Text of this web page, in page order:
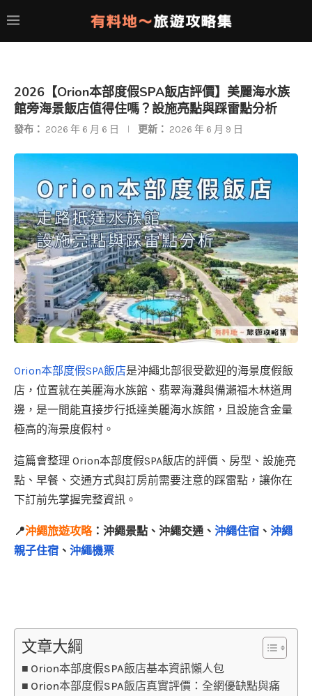
2026【Orion本部度假SPA飯店評價】美麗海水族
館旁海景飯店值得住嗎？設施亮點與踩雷點分析
發布： 2026 年 6 月 6 日 更新： 2026 年 6 月 9 日
Orion本部度假SPA飯店是沖繩北部很受歡迎的海景度假飯
店，位置就在美麗海水族館、翡翠海灘與備瀨福木林道周
邊，是一間能直接步行抵達美麗海水族館，且設施含金量
極高的海景度假村。
這篇會整理 Orion本部度假SPA飯店的評價、房型、設施亮
點、早餐、交通方式與訂房前需要注意的踩雷點，讓你在
下訂前先掌握完整資訊。
📍沖繩旅遊攻略：沖繩景點、沖繩交通、 沖繩住宿 、 沖繩
親子住宿 、 沖繩機票
文章大綱
Orion本部度假SPA飯店基本資訊懶人包
Orion本部度假SPA飯店真實評價：全網優缺點與痛